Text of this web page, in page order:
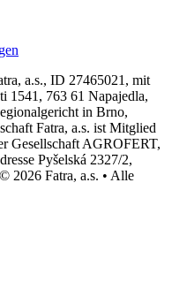
a.s., ID 27465021, mit
1541, 763 61 Napajedla,
in Brno,
Fatra, a.s. ist Mitglied
Gesellschaft AGROFERT,
Pyšelská 2327/2,
2026 Fatra, a.s. • Alle